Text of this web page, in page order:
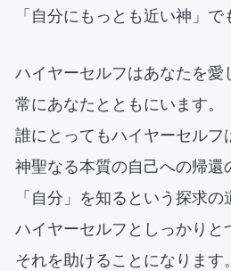
「自分にもっとも近い神」で
ハイヤーセルフはあなたを
常にあなたとともにいます。
誰にとってもハイヤーセルフ
神聖なる本質の自己への帰還
「自分」を知るという探求の
ハイヤーセルフとしっかりと
それを助けることになります